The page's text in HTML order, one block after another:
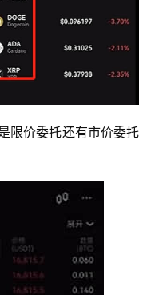
限价委托还有市价委托